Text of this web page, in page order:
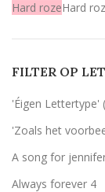
Hard rozeHard
WitWit
Olijfgroen (zoals
1
FILTER OP
'Éigen Lettertype'
'Zoals het
A song for
Always forever 4